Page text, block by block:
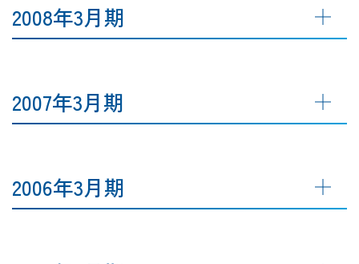
2008年3月期
2007年3月期
2006年3月期